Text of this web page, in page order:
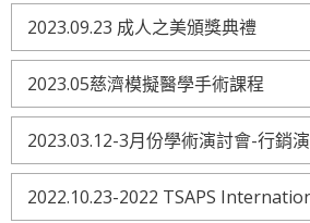
2023.09.23 成人之美頒獎典禮
2023.05慈濟模擬醫學手術課程
2023.03.12-3月份學術演討會-行銷
2022.10.23-2022 TSAPS